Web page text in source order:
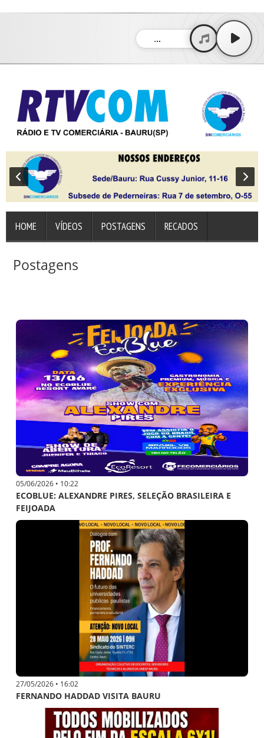
...
HOME VÍDEOS POSTAGENS RECADOS
Postagens
05/06/2026 • 10:22
ECOBLUE: ALEXANDRE PIRES, SELEÇÃO BRASILEIRA E
FEIJOADA
27/05/2026 • 16:02
FERNANDO HADDAD VISITA BAURU